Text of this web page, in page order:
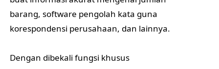
barang, software pengolah kata guna
korespondensi perusahaan, dan lainnya.
Dengan dibekali fungsi khusus